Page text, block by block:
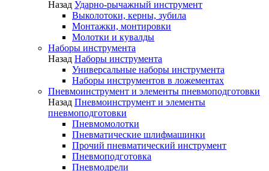
Назад Ударно-рычажный инструмент
Выколотоки, керны, зубила
Монтажки, монтировки
Молотки и кувалды
Наборы инструмента
Назад Наборы инструмента
Универсальные наборы инструмента
Наборы инструментов в ложементах
Пневмоинструмент и элементы пневмоподготовки
Назад Пневмоинструмент и элементы
пневмоподготовки
Пневмомолотки
Пневматические шлифмашинки
Прочий пневматический инструмент
Пневмоподготовка
Пневмодрели